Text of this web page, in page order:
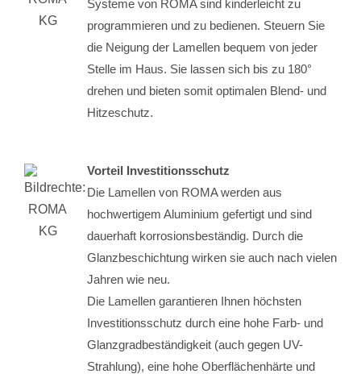
Systeme von ROMA sind kinderleicht zu
programmieren und zu bedienen. Steuern Sie
die Neigung der Lamellen bequem von jeder
Stelle im Haus. Sie lassen sich bis zu 180°
drehen und bieten somit optimalen Blend- und
Hitzeschutz.
Vorteil Investitionsschutz
Die Lamellen von ROMA werden aus
hochwertigem Aluminium gefertigt und sind
dauerhaft korrosionsbeständig. Durch die
Glanzbeschichtung wirken sie auch nach vielen
Jahren wie neu.
Die Lamellen garantieren Ihnen höchsten
Investitionsschutz durch eine hohe Farb- und
Glanzgradbeständigkeit (auch gegen UV-
Strahlung), eine hohe Oberflächenhärte und